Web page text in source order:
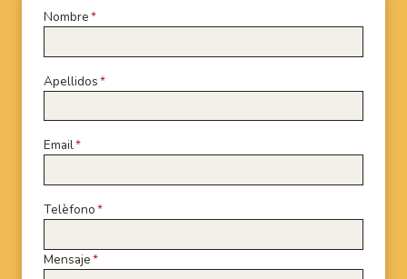
Nombre*
Apellidos*
Email*
Telèfono*
Mensaje*